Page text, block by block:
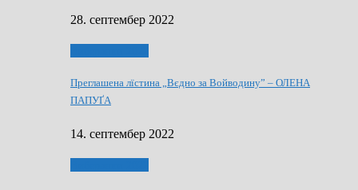
28. септембер 2022
Преглашена лїстина „Вєдно за Войводину” – ОЛЕНА
ПАПУҐА
14. септембер 2022